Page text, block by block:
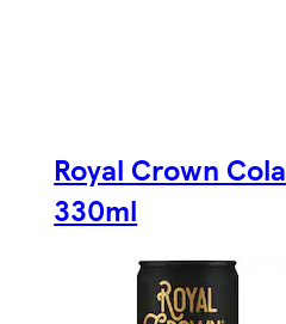
Royal Crown Cola
330ml